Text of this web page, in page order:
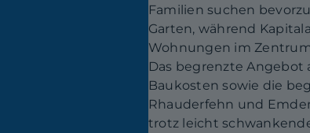
Familien suchen
Garten, während
Wohnungen im
Das begrenzte
Baukosten sowie die
Rhauderfehn und
trotz leicht